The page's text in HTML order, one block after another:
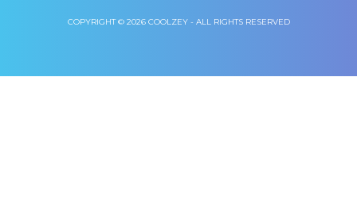
COPYRIGHT © 2026 COOLZEY - ALL RIGHTS RESERVED